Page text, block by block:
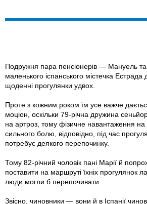
Подружня пара пенсіонерів — Мануель
маленького іспанського містечка
щоденні прогулянки удвох.
Проте з кожним роком їм усе важче
моціон, оскільки 79-річна дружина
на артроз, тому фізичне навантаження на
сильного болю, відповідно, під час
потребує деякого перепочинку.
Тому 82-річний чоловік пані Марії й
поставити на маршруті їхніх прогулянок
люди могли б перепочивати.
Звісно, чиновники — вони й в Іспанії